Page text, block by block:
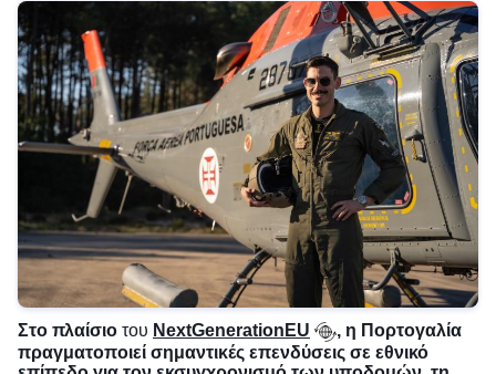
Στο πλαίσιο του NextGenerationEU
, η Πορτογαλία
πραγματοποιεί σημαντικές επενδύσεις σε εθνικό